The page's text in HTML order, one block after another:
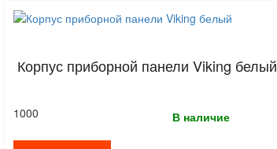
Корпус приборной панели Viking белый
В наличие
1000